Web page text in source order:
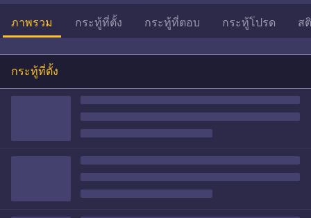
ภาพรวม กระทู้ที่ตั้ง กระทู้ที่ตอบ กระทู้โปรด ส
กระทู้ที่ตั้ง